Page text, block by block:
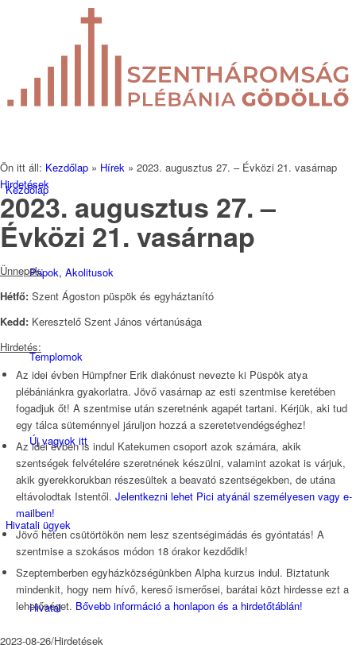
Kezdőlap
Papok, Akolitusok
Templomok
Új vagyok itt
Hivatali ügyek
Hivatal
Ön itt áll: Kezdőlap » Hírek » 2023. augusztus 27. – Évközi 21. vasárnap
Hirdetések
2023. augusztus 27. –
Évközi 21. vasárnap
Ünnepek:
Hétfő: Szent Ágoston püspök és egyháztanító
Kedd: Keresztelő Szent János vértanúsága
Hirdetés:
Az idei évben Hümpfner Erik diakónust nevezte ki Püspök atya
plébániánkra gyakorlatra. Jövő vasárnap az esti szentmise keretében
fogadjuk őt! A szentmise után szeretnénk agapét tartani. Kérjük, aki tud
egy tálca süteménnyel járuljon hozzá a szeretetvendégséghez!
Az idei évben is indul Katekumen csoport azok számára, akik
szentségek felvételére szeretnének készülni, valamint azokat is várjuk,
akik gyerekkorukban részesültek a beavató szentségekben, de utána
eltávolodtak Istentől. Jelentkezni lehet Pici atyánál személyesen vagy e-
mailben!
Jövő héten csütörtökön nem lesz szentségimádás és gyóntatás! A
szentmise a szokásos módon 18 órakor kezdődik!
Szeptemberben egyházközségünkben Alpha kurzus indul. Biztatunk
mindenkit, hogy nem hívő, kereső ismerősei, barátai közt hirdesse ezt a
lehetőséget. Bővebb információ a honlapon és a hirdetőtáblán!
2023-08-26/Hirdetések